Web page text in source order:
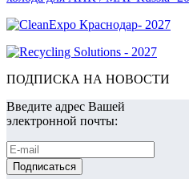
ПОДПИСКА НА НОВОСТИ
Введите адрес Вашей
электронной почты: